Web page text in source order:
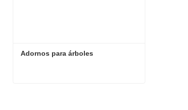
Adornos para árboles